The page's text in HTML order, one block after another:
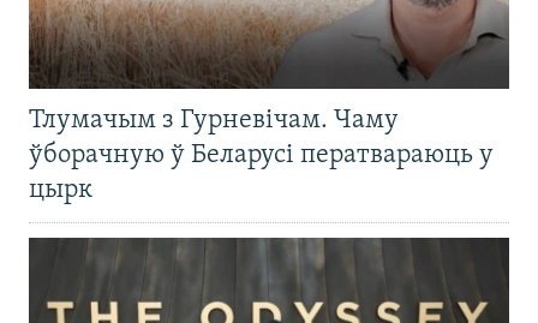
Тлумачым з Гурневічам. Чаму
ўборачную ў Беларусі ператвараюць у
цырк